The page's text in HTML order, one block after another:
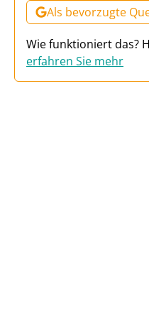
Als bevorzugte
Wie funktioniert das?
erfahren Sie mehr